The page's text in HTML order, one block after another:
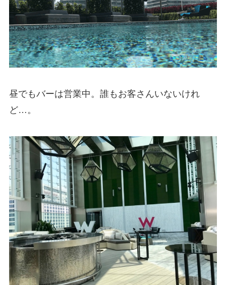
昼でもバーは営業中。誰もお客さんいないけれ
ど…。